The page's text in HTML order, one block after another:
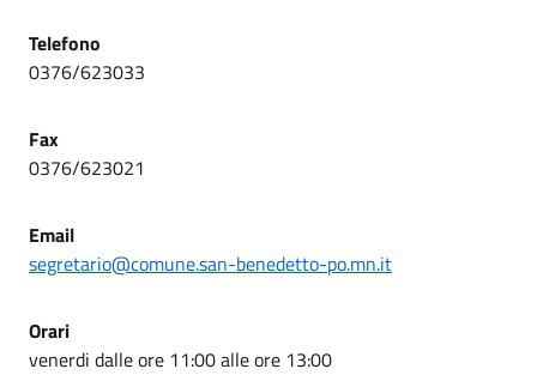
Telefono
0376/623033
Fax
0376/623021
Email
segretario@comune.san-benedetto-po.mn.it
Orari
venerdi dalle ore 11:00 alle ore 13:00